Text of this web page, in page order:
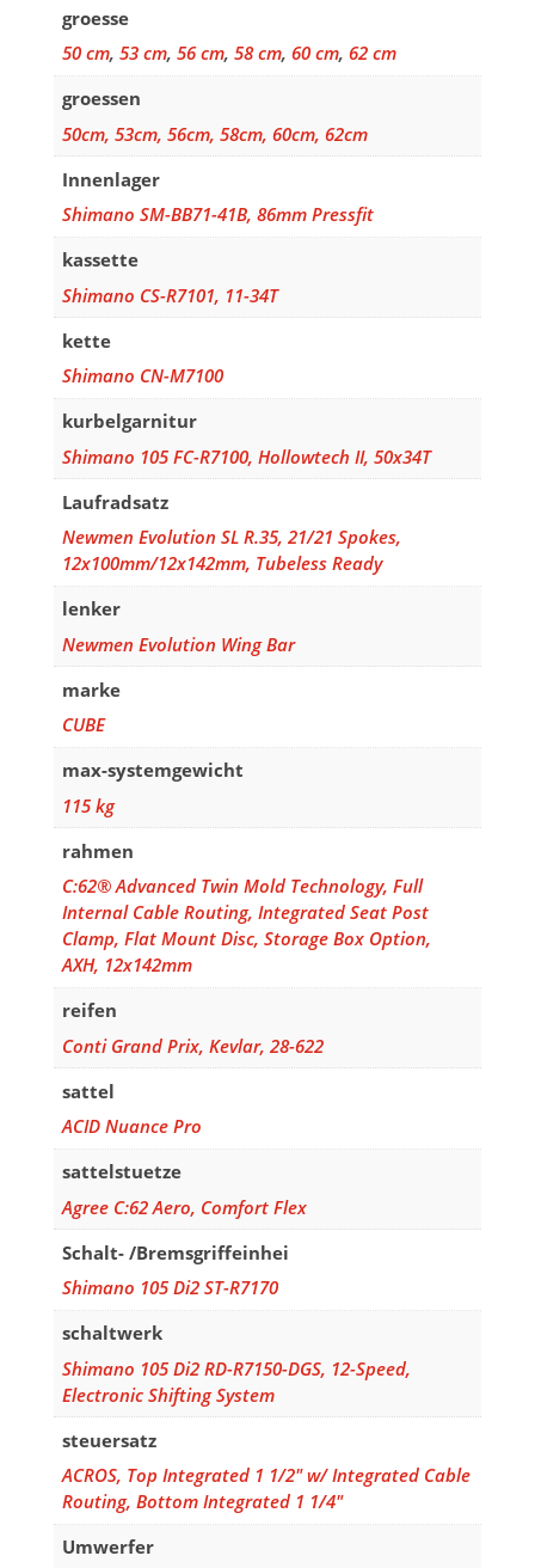
groesse
50 cm,53 cm,56 cm,58 cm,60 cm,62 cm
groessen
50cm, 53cm, 56cm, 58cm, 60cm, 62cm
Innenlager
Shimano SM-BB71-41B, 86mm Pressfit
kassette
Shimano CS-R7101, 11-34T
kette
Shimano CN-M7100
kurbelgarnitur
Shimano 105 FC-R7100, Hollowtech II, 50x34T
Laufradsatz
Newmen Evolution SL R.35, 21/21 Spokes,
12x100mm/12x142mm, Tubeless Ready
lenker
Newmen Evolution Wing Bar
marke
CUBE
max-systemgewicht
115 kg
rahmen
C:62® Advanced Twin Mold Technology, Full
Internal Cable Routing, Integrated Seat Post
Clamp, Flat Mount Disc, Storage Box Option,
AXH, 12x142mm
reifen
Conti Grand Prix, Kevlar, 28-622
sattel
ACID Nuance Pro
sattelstuetze
Agree C:62 Aero, Comfort Flex
Schalt- /Bremsgriffeinhei
Shimano 105 Di2 ST-R7170
schaltwerk
Shimano 105 Di2 RD-R7150-DGS, 12-Speed,
Electronic Shifting System
steuersatz
ACROS, Top Integrated 1 1/2" w/ Integrated Cable
Routing, Bottom Integrated 1 1/4"
Umwerfer